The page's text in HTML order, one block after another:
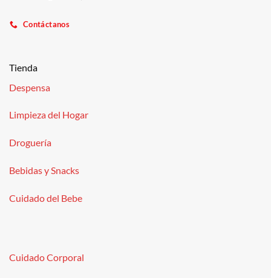
Contáctanos
Tienda
Despensa
Limpieza del Hogar
Droguería
Bebidas y Snacks
Cuidado del Bebe
Cuidado Corporal